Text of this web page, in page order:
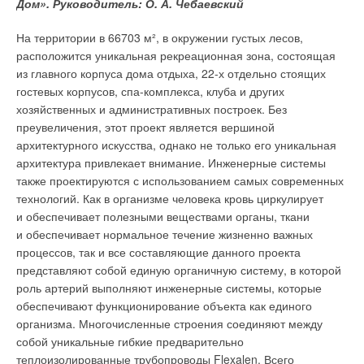
На территории в 66703 м², в окружении густых лесов,
расположится уникальная рекреационная зона, состоящая
из главного корпуса дома отдыха, 22-х отдельно стоящих
гостевых корпусов, спа-комплекса, клуба и других
хозяйственных и административных построек. Без
преувеличения, этот проект является вершиной
архитектурного искусства, однако не только его уникальная
архитектура привлекает внимание. Инженерные системы
также проектируются с использованием самых современных
технологий. Как в организме человека кровь циркулирует
и обеспечивает полезными веществами органы, ткани
и обеспечивает нормальное течение жизненно важных
процессов, так и все составляющие данного проекта
представляют собой единую органичную систему, в которой
роль артерий выполняют инженерные системы, которые
обеспечивают функционирование объекта как единого
организма. Многочисленные строения соединяют между
собой уникальные гибкие предварительно
теплоизолированные трубопроводы Flexalen. Всего
жидкость) или дистиллированная вода. Если теплоносителем
является вода, то можно купить любой радиатор, а если
антифриз, то следует быть внимательными при выборе
модели — не все отопительные приборы работают
с незамерзающими жидкостями. Совместимость радиатора
с антифризом должна быть указана в паспорте прибора.
Виды радиаторов: характеристики и особенности
Радиаторы отопления делятся на виды исходя из
материалов изготовления, которые влияют на надёжность
и срок службы приборов.
Стальные радиаторы
Стальные радиаторы подходят для частных строений
с закрытыми системами отопления, а также для недавно
построенных многоквартирных домов (в том числе высотных
с двухтрубными и лучевыми системами отопления). Бывают
К своему 20-летнему юбилею промышленная группа Royal
Thermo подошла с целым рядом важных достижений.